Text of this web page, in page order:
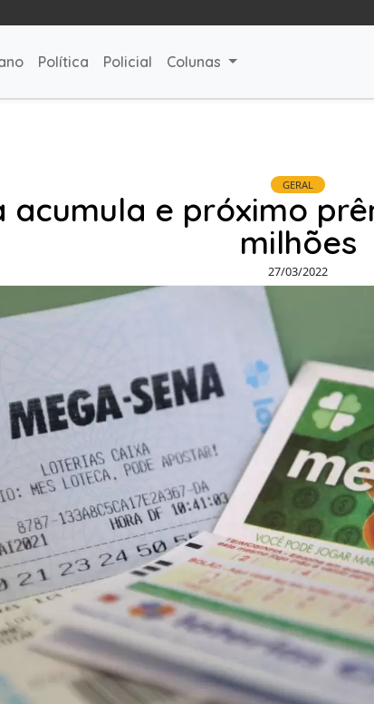
Política Policial Colunas
GERAL
acumula e próximo
milhões
27/03/2022